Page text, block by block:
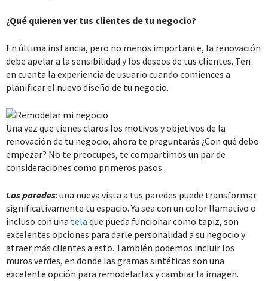
¿Qué quieren ver tus clientes de tu negocio?
En última instancia, pero no menos importante, la renovación
debe apelar a la sensibilidad y los deseos de tus clientes. Ten
en cuenta la experiencia de usuario cuando comiences a
planificar el nuevo diseño de tu negocio.
Una vez que tienes claros los motivos y objetivos de la
renovación de tu negocio, ahora te preguntarás ¿Con qué debo
empezar? No te preocupes, te compartimos un par de
consideraciones como primeros pasos.
Las paredes: una nueva vista a tus paredes puede transformar
significativamente tu espacio. Ya sea con un color llamativo o
incluso con una tela que pueda funcionar como tapiz, son
excelentes opciones para darle personalidad a su negocio y
atraer más clientes a esto. También podemos incluir los
muros verdes, en donde las gramas sintéticas son una
excelente opción para remodelarlas y cambiar la imagen.